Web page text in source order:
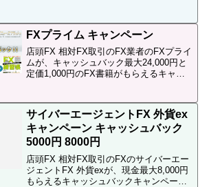
FXプライム キャンペーン
店頭FX 相対FX取引のFX業者のFXプライ
ムが、キャッシュバック最大24,000円と
定価1,000円のFX書籍がもらえるキャン
金するだけで、FXで為替取引をしな...
サイバーエージェントFX 外貨ex
キャンペーン キャッシュバック
5000円 8000円
店頭FX 相対FX取引のFXのサイバーエー
ジェントFX 外貨exが、現金最大8,000円
もらえるキャッシュバックキャンペーン